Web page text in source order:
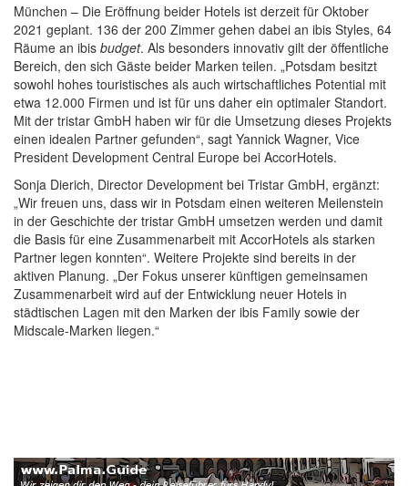
München – Die Eröffnung beider Hotels ist derzeit für Oktober
2021 geplant. 136 der 200 Zimmer gehen dabei an ibis Styles, 64
Räume an ibis budget. Als besonders innovativ gilt der öffentliche
Bereich, den sich Gäste beider Marken teilen. „Potsdam besitzt
sowohl hohes touristisches als auch wirtschaftliches Potential mit
etwa 12.000 Firmen und ist für uns daher ein optimaler Standort.
Mit der tristar GmbH haben wir für die Umsetzung dieses Projekts
einen idealen Partner gefunden“, sagt Yannick Wagner, Vice
President Development Central Europe bei AccorHotels.
Sonja Dierich, Director Development bei Tristar GmbH, ergänzt:
„Wir freuen uns, dass wir in Potsdam einen weiteren Meilenstein
in der Geschichte der tristar GmbH umsetzen werden und damit
die Basis für eine Zusammenarbeit mit AccorHotels als starken
Partner legen konnten“. Weitere Projekte sind bereits in der
aktiven Planung. „Der Fokus unserer künftigen gemeinsamen
Zusammenarbeit wird auf der Entwicklung neuer Hotels in
städtischen Lagen mit den Marken der ibis Family sowie der
Midscale-Marken liegen.“